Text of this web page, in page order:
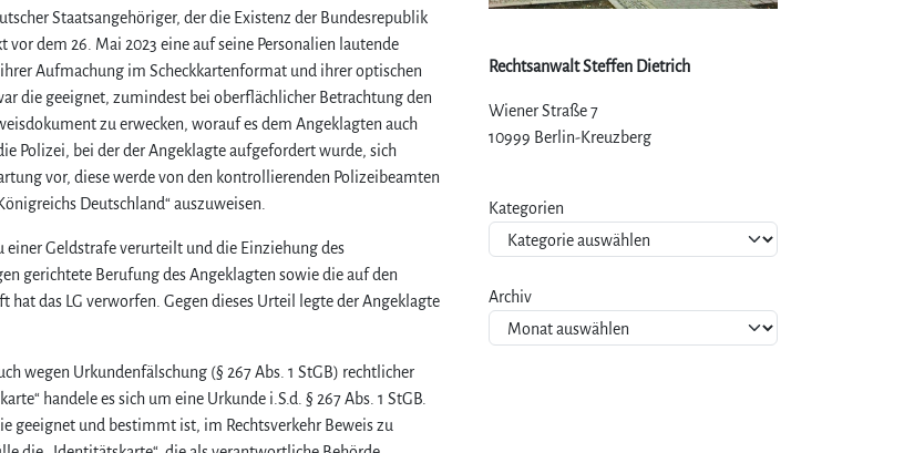
Staatsangehöriger, der die Existenz der Bundesrepublik
dem 26. Mai 2023 eine auf seine Personalien lautende
Aufmachung im Scheckkartenformat und ihrer optischen
die geeignet, zumindest bei oberflächlicher Betrachtung den
zu erwecken, worauf es dem Angeklagten auch
Polizei, bei der der Angeklagte aufgefordert wurde, sich
vor, diese werde von den kontrollierenden Polizeibeamten
Deutschland“ auszuweisen.
Geldstrafe verurteilt und die Einziehung des
gerichtete Berufung des Angeklagten sowie die auf den
das LG verworfen. Gegen dieses Urteil legte der Angeklagte
wegen Urkundenfälschung (§ 267 Abs. 1 StGB) rechtlicher
handele es sich um eine Urkunde i.S.d. § 267 Abs. 1 StGB.
geeignet und bestimmt ist, im Rechtsverkehr Beweis zu
Rechtsanwalt Steffen Dietrich
Wiener Straße 7
10999 Berlin-Kreuzberg
Kategorien
Archiv